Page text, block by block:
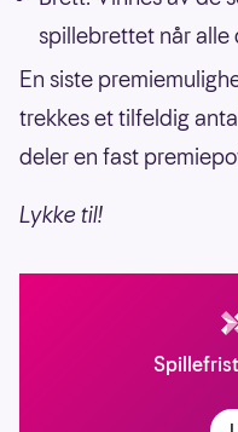
spillebrettet når alle
En siste
trekkes et tilfeldig
deler en fast
Lykke til!